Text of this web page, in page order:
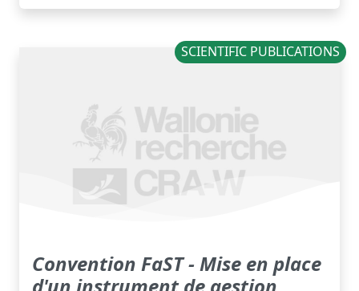
SCIENTIFIC PUBLICATIONS
Convention FaST - Mise en place